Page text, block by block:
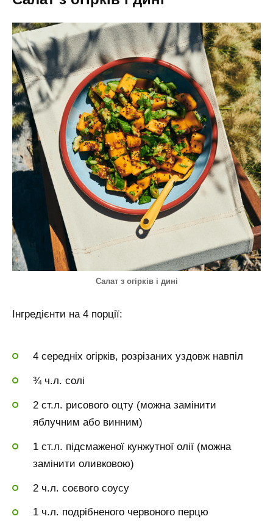
Салат з огірків і дині
Інгредієнти на 4 порції:
4 середніх огірків, розрізаних уздовж навпіл
¾ ч.л. солі
2 ст.л. рисового оцту (можна замінити
яблучним або винним)
1 ст.л. підсмаженої кунжутної олії (можна
замінити оливковою)
2 ч.л. соєвого соусу
1 ч.л. подрібненого червоного перцю